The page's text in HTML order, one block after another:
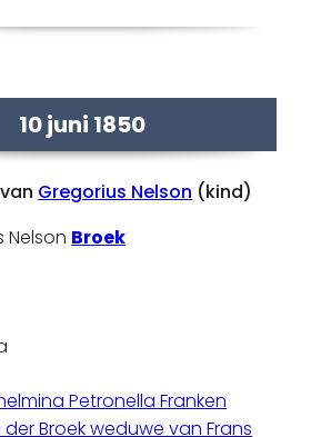
10 juni 1850
Gregorius Nelson (kind)
Nelson Broek
Petronella Franken
Broek weduwe van Frans